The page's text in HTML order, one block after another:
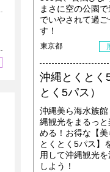
まさに空の公園で
でいやされて過ご
す！
東京都
沖縄とくとく
とく5パス）
沖縄美ら海水族館
縄観光をまるっと
める！お得な【美
とくとく5パス】
用して沖縄観光
しよう！